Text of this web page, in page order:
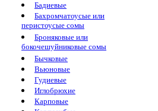
Бадиевые
Бахромчатоусые или
перистоусые сомы
Броняковые или
бокочешуйниковые сомы
Бычковые
Вьюновые
Гудиевые
Иглобрюхие
Карповые